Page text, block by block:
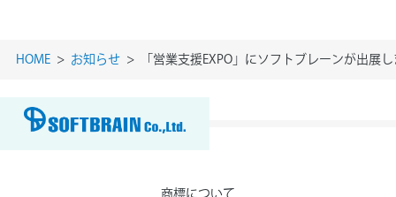
HOME お知らせ 「営業支援EXPO」にソフトブレーンが出展
商標について